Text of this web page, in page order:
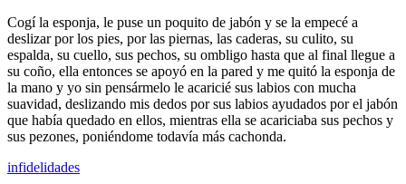
Cogí la esponja, le puse un poquito de jabón y se la empecé a
deslizar por los pies, por las piernas, las caderas, su culito, su
espalda, su cuello, sus pechos, su ombligo hasta que al final llegue a
su coño, ella entonces se apoyó en la pared y me quitó la esponja de
la mano y yo sin pensármelo le acaricié sus labios con mucha
suavidad, deslizando mis dedos por sus labios ayudados por el jabón
que había quedado en ellos, mientras ella se acariciaba sus pechos y
sus pezones, poniéndome todavía más cachonda.
infidelidades